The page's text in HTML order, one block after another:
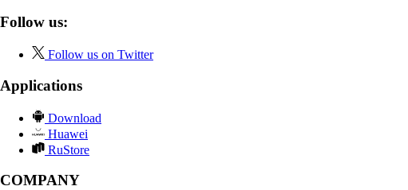
Follow us:
Follow us on Twitter
Applications
Download
Huawei
RuStore
COMPANY